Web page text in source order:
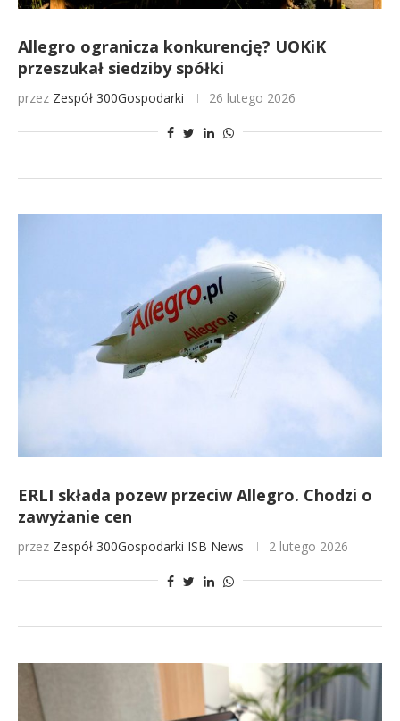
Allegro ogranicza konkurencję? UOKiK
przeszukał siedziby spółki
przez Zespół 300Gospodarki 26 lutego 2026
ERLI składa pozew przeciw Allegro. Chodzi o
zawyżanie cen
przez Zespół 300Gospodarki ISB News 2 lutego 2026